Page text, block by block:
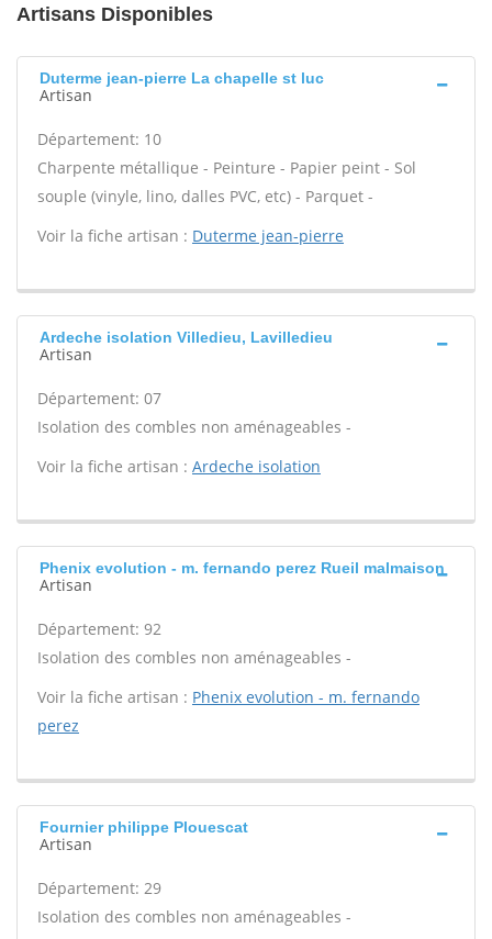
Artisans Disponibles
Duterme jean-pierre La chapelle st luc
Artisan
Département: 10
Charpente métallique - Peinture - Papier peint - Sol
souple (vinyle, lino, dalles PVC, etc) - Parquet -
Voir la fiche artisan : Duterme jean-pierre
Ardeche isolation Villedieu, Lavilledieu
Artisan
Département: 07
Isolation des combles non aménageables -
Voir la fiche artisan : Ardeche isolation
Phenix evolution - m. fernando perez Rueil malmaison
Artisan
Département: 92
Isolation des combles non aménageables -
Voir la fiche artisan : Phenix evolution - m. fernando
perez
Fournier philippe Plouescat
Artisan
Département: 29
Isolation des combles non aménageables -